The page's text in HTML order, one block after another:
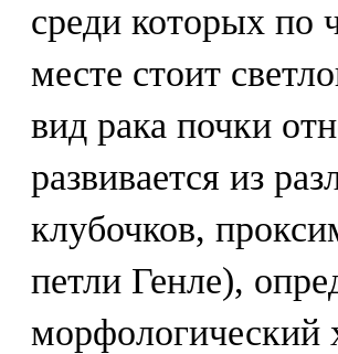
среди которых по
месте стоит
вид рака почки
развивается из
клубочков,
петли Генле),
морфологический